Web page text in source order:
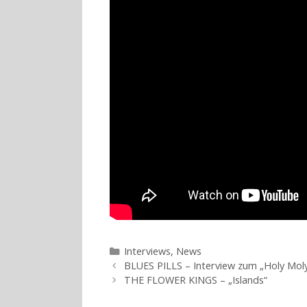
Kategorien
Interviews, News
BLUES PILLS – Interview zum „Holy
THE FLOWER KINGS – „Islands“